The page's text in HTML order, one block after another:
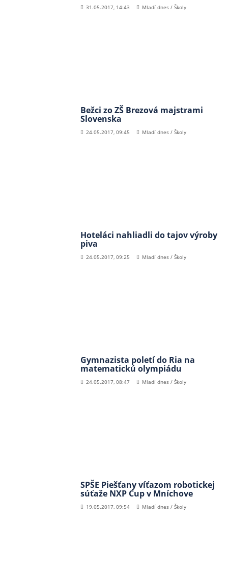
31.05.2017, 14:43 Mladí dnes / Školy
Bežci zo ZŠ Brezová majstrami
Slovenska
24.05.2017, 09:45 Mladí dnes / Školy
Hoteláci nahliadli do tajov výroby
piva
24.05.2017, 09:25 Mladí dnes / Školy
Gymnazista poletí do Ria na
matematickú olympiádu
24.05.2017, 08:47 Mladí dnes / Školy
SPŠE Piešťany víťazom robotickej
súťaže NXP Cup v Mníchove
19.05.2017, 09:54 Mladí dnes / Školy